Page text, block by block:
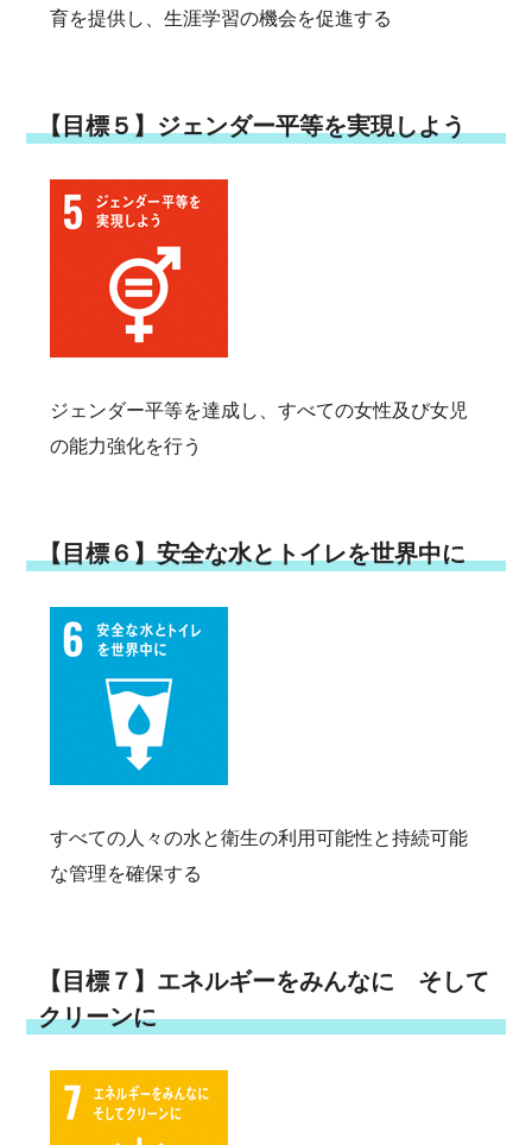
育を提供し、生涯学習の機会を促進する
【目標５】ジェンダー平等を実現しよう
ジェンダー平等を達成し、すべての女性及び女児
の能力強化を行う
【目標６】安全な水とトイレを世界中に
すべての人々の水と衛生の利用可能性と持続可能
な管理を確保する
【目標７】エネルギーをみんなに そして
クリーンに